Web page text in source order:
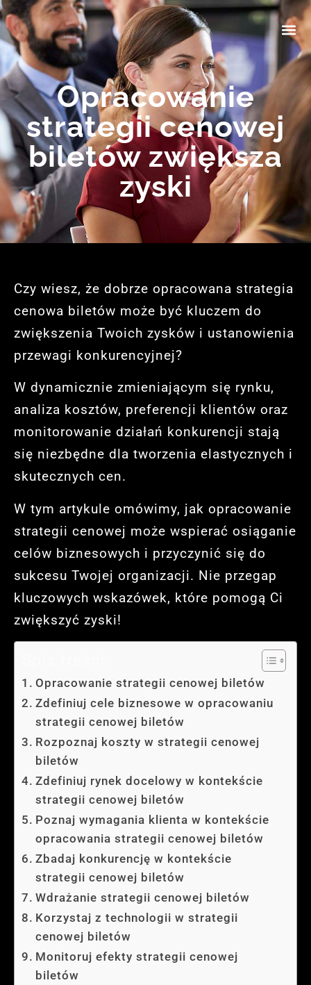
Opracowanie
strategii cenowej
biletów zwiększa
zyski
Czy wiesz, że dobrze opracowana strategia
cenowa biletów może być kluczem do
zwiększenia Twoich zysków i ustanowienia
przewagi konkurencyjnej?
W dynamicznie zmieniającym się rynku,
analiza kosztów, preferencji klientów oraz
monitorowanie działań konkurencji stają
się niezbędne dla tworzenia elastycznych i
skutecznych cen.
W tym artykule omówimy, jak opracowanie
strategii cenowej może wspierać osiąganie
celów biznesowych i przyczynić się do
sukcesu Twojej organizacji. Nie przegap
kluczowych wskazówek, które pomogą Ci
zwiększyć zyski!
Opracowanie strategii cenowej biletów
Zdefiniuj cele biznesowe w opracowaniu
strategii cenowej biletów
Rozpoznaj koszty w strategii cenowej
biletów
Zdefiniuj rynek docelowy w kontekście
strategii cenowej biletów
Poznaj wymagania klienta w kontekście
opracowania strategii cenowej biletów
Zbadaj konkurencję w kontekście
strategii cenowej biletów
Wdrażanie strategii cenowej biletów
Korzystaj z technologii w strategii
cenowej biletów
Monitoruj efekty strategii cenowej
biletów